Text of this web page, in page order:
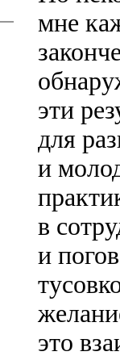
мне
эти
для
и
в
и
это